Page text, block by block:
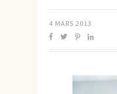
4 MARS 2013